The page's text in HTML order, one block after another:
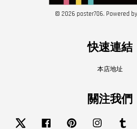
© 2026 poster706. Powered by
快速連結
本店地址
關注我們
Twitter Facebook Pinterest Instagram